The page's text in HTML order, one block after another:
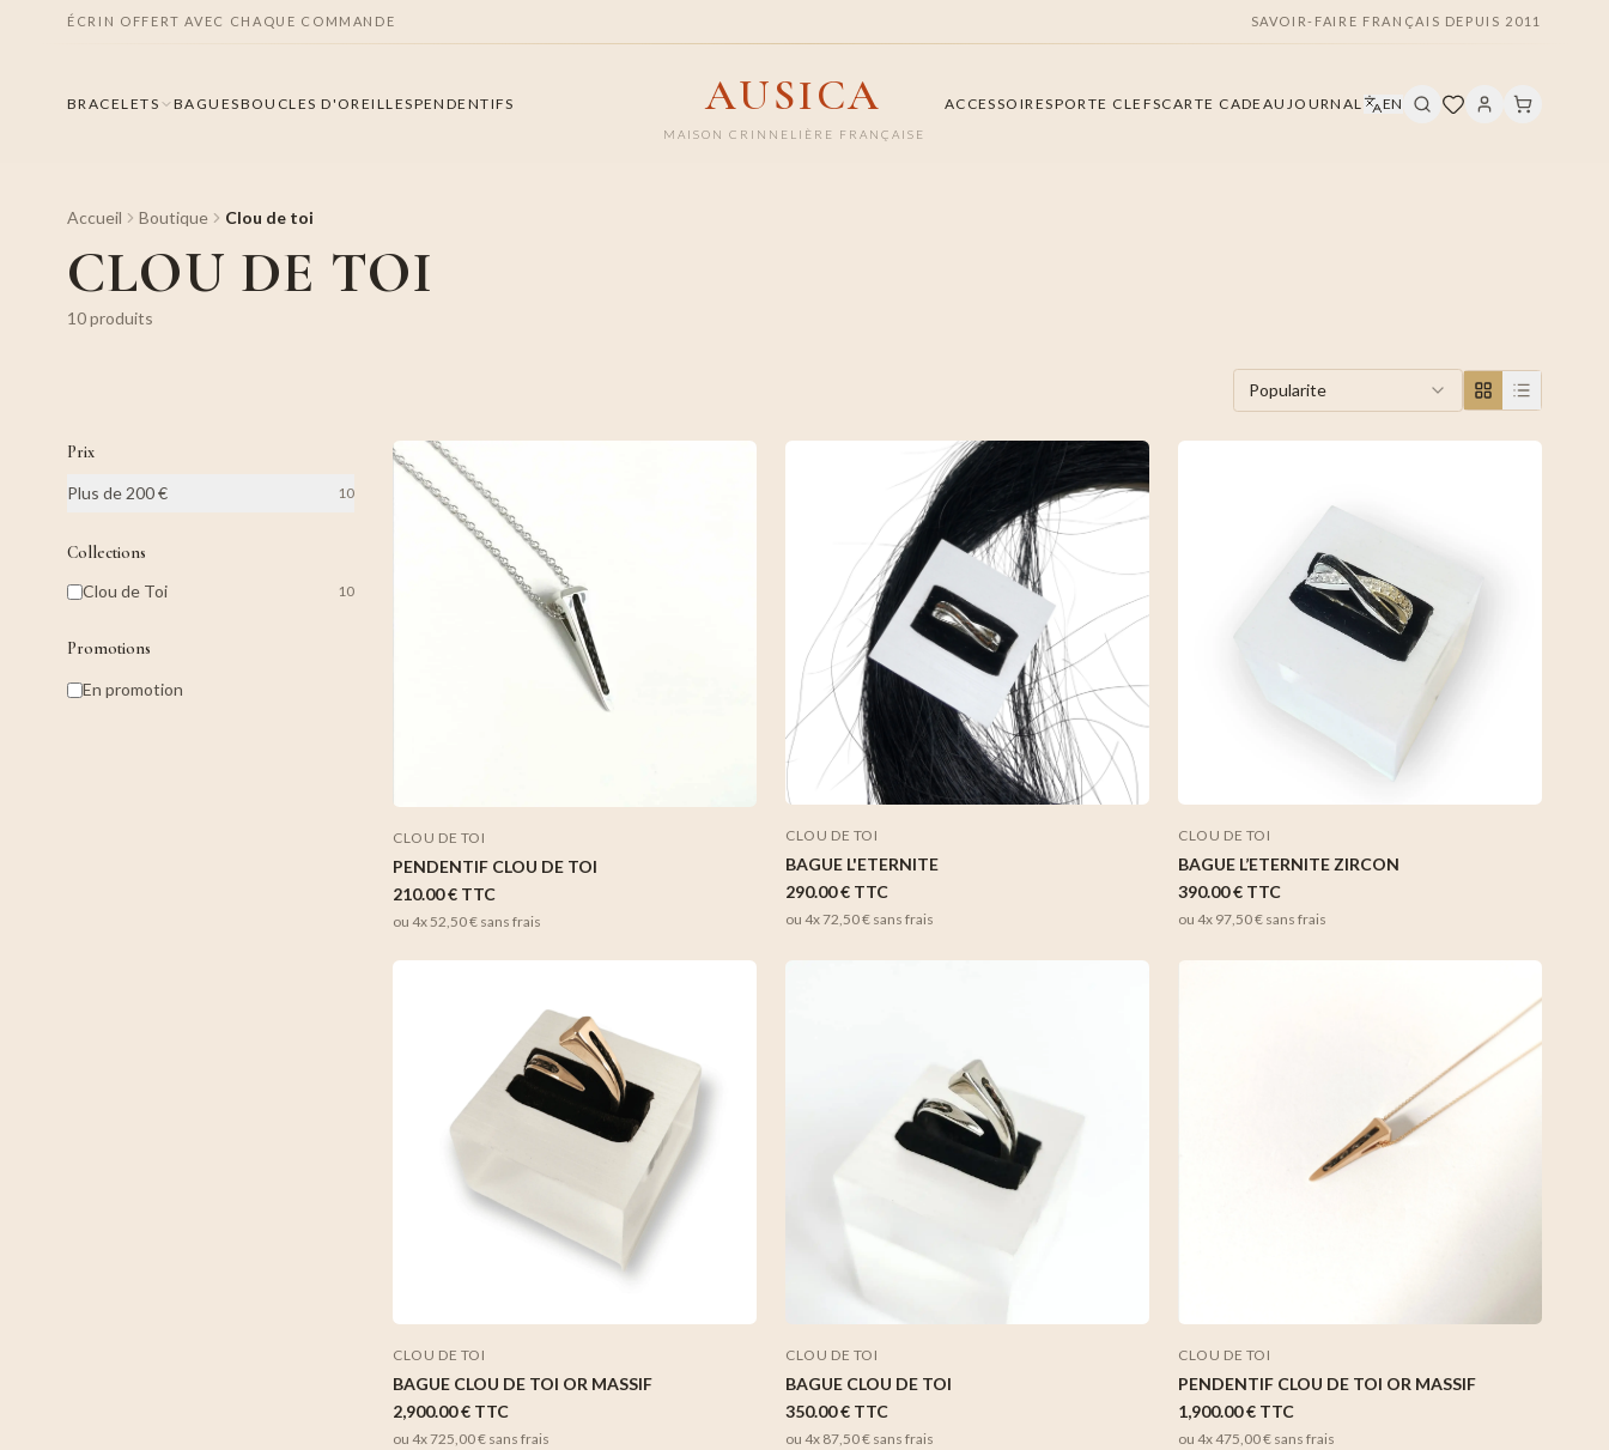
ÉCRIN OFFERT AVEC CHAQUE COMMANDE SAVOIR-FAIRE FRANÇAIS DEPUIS 2011
BRACELETS BAGUESBOUCLES D'OREILLESPENDENTIFS AUSICA
MAISON CRINNELIÈRE FRANÇAISE
ACCESSOIRESPORTE CLEFSCARTE CADEAU JOURNAL EN
Accueil Boutique Clou de toi
CLOU DE TOI
10produits
Popularite
Prix
Plus de 200 €
10
Collections
Clou de Toi
10
Promotions
En promotion
CLOU DE TOI
PENDENTIF CLOU DE TOI
210.00 € TTC
ou 4x 52,50 € sans frais
CLOU DE TOI
BAGUE L'ETERNITE
290.00 € TTC
ou 4x72,50 € sans frais
CLOU DE TOI
BAGUE L’ETERNITE ZIRCON
390.00 € TTC
ou 4x 97,50 € sans frais
CLOU DE TOI
BAGUE CLOU DE TOI OR MASSIF
2,900.00 € TTC
ou 4x725,00 € sans frais
CLOU DE TOI
BAGUE CLOU DE TOI
350.00 € TTC
ou 4x 87,50 € sans frais
CLOU DE TOI
PENDENTIF CLOU DE TOI OR MASSIF
1,900.00 € TTC
ou 4x475,00 € sans frais